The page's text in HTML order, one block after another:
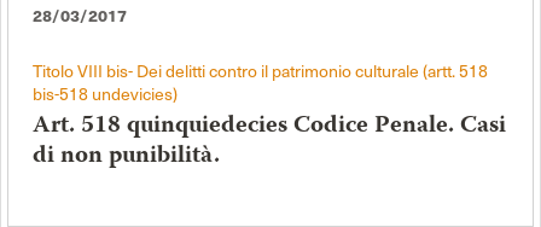
28/03/2017
Titolo VIII bis- Dei delitti contro il patrimonio culturale (artt. 518
bis-518 undevicies)
Art. 518 quinquiedecies Codice Penale. Casi
di non punibilità.